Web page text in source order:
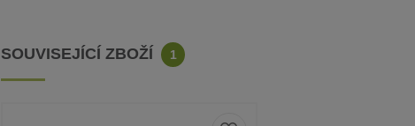
SOUVISEJÍCÍ ZBOŽÍ 1